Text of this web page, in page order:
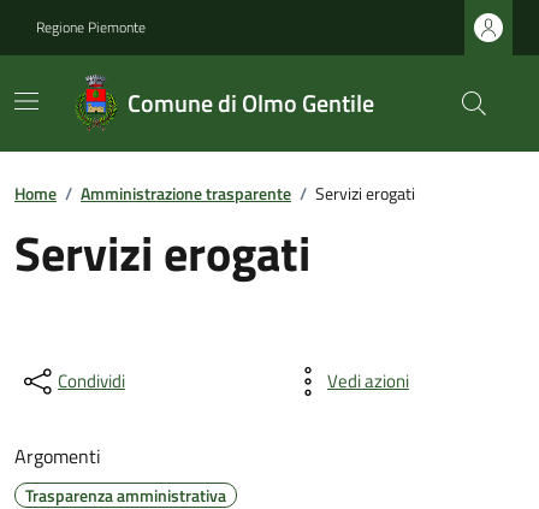
Regione Piemonte
Comune di Olmo Gentile
Home / Amministrazione trasparente / Servizi erogati
Servizi erogati
Condividi Vedi azioni
Argomenti
Trasparenza amministrativa